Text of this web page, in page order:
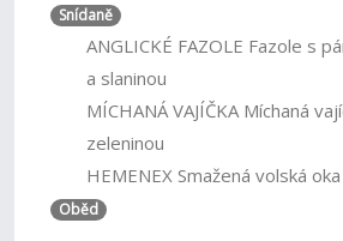
Snídaně
ANGLICKÉ FAZOLE Fazole s
a slaninou
MÍCHANÁ VAJÍČKA Míchaná
zeleninou
HEMENEX Smažená volská
Oběd